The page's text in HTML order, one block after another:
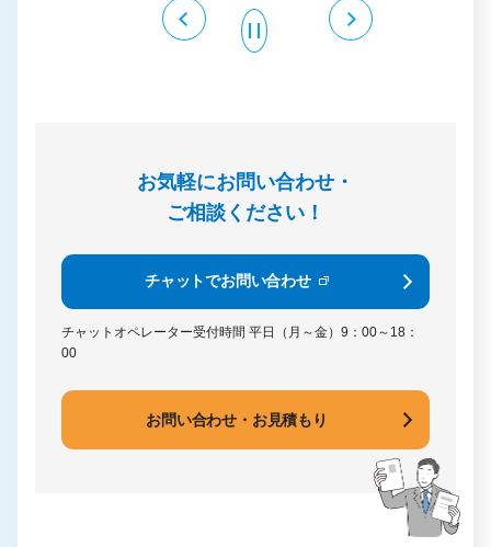
お気軽にお問い合わせ・
ご相談ください！
チャットでお問い合わせ
チャットオペレーター受付時間 平日（月～金）9：00～18：
00
お問い合わせ・お見積もり